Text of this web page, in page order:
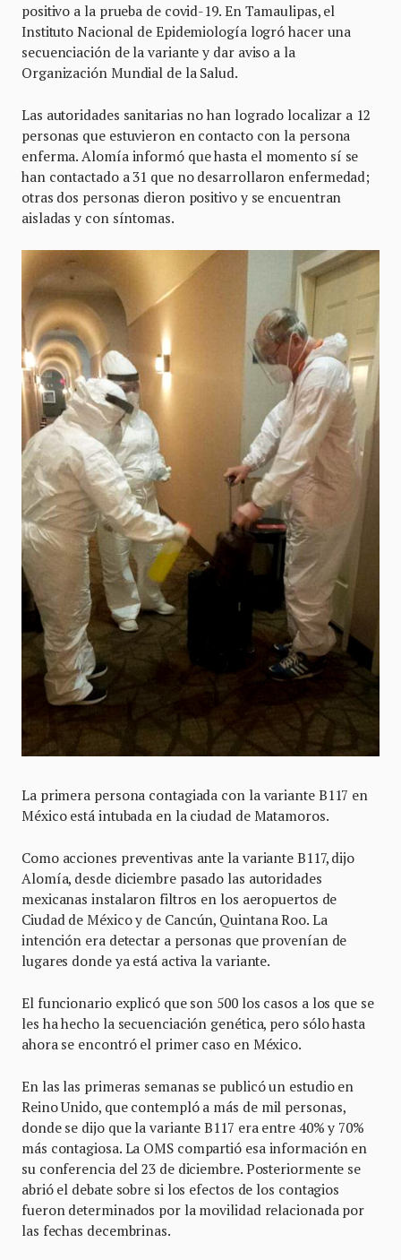
positivo a la prueba de covid-19. En Tamaulipas, el
Instituto Nacional de Epidemiología logró hacer una
secuenciación de la variante y dar aviso a la
Organización Mundial de la Salud.
Las autoridades sanitarias no han logrado localizar a 12
personas que estuvieron en contacto con la persona
enferma. Alomía informó que hasta el momento sí se
han contactado a 31 que no desarrollaron enfermedad;
otras dos personas dieron positivo y se encuentran
aisladas y con síntomas.
La primera persona contagiada con la variante B117 en
México está intubada en la ciudad de Matamoros.
Como acciones preventivas ante la variante B117, dijo
Alomía, desde diciembre pasado las autoridades
mexicanas instalaron filtros en los aeropuertos de
Ciudad de México y de Cancún, Quintana Roo. La
intención era detectar a personas que provenían de
lugares donde ya está activa la variante.
El funcionario explicó que son 500 los casos a los que se
les ha hecho la secuenciación genética, pero sólo hasta
ahora se encontró el primer caso en México.
En las las primeras semanas se publicó un estudio en
Reino Unido, que contempló a más de mil personas,
donde se dijo que la variante B117 era entre 40% y 70%
más contagiosa. La OMS compartió esa información en
su conferencia del 23 de diciembre. Posteriormente se
abrió el debate sobre si los efectos de los contagios
fueron determinados por la movilidad relacionada por
las fechas decembrinas.